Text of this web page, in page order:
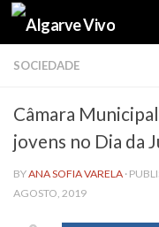
Skip to content
SOCIEDADE
Câmara
jovens no Dia da
BYANA SOFIA VARELA ·
AGOSTO, 2019